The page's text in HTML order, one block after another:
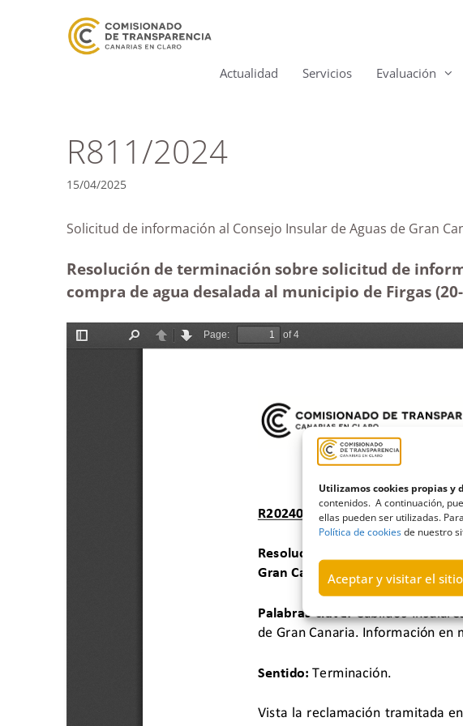
Utilizamos cookies propias y
contenidos. A continuación,
ellas pueden ser utilizadas.
Política de cookiesde nuestro
Aceptar y visitar el
Actualidad Servicios Evaluación
R811/2024
15/04/2025
Solicitud de información al Consejo Insular de Aguas de
Resolución de terminación sobre solicitud de
compra de agua desalada al municipio de Firgas